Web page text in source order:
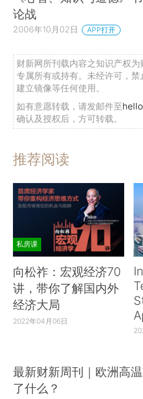
论战
2006年10月02日 APP打开
财新网所刊载内容之知识产权
专属所有或持有。未经许可，
建立镜像等任何使用。
如有意愿转载，请发邮件至
确认及授权后，方可转载。
推荐阅读
私房课
向松祚：宏观经济70
讲，带你了解国内外
经济大局
2022年04月06日
最新财新周刊｜欧洲高
了什么？